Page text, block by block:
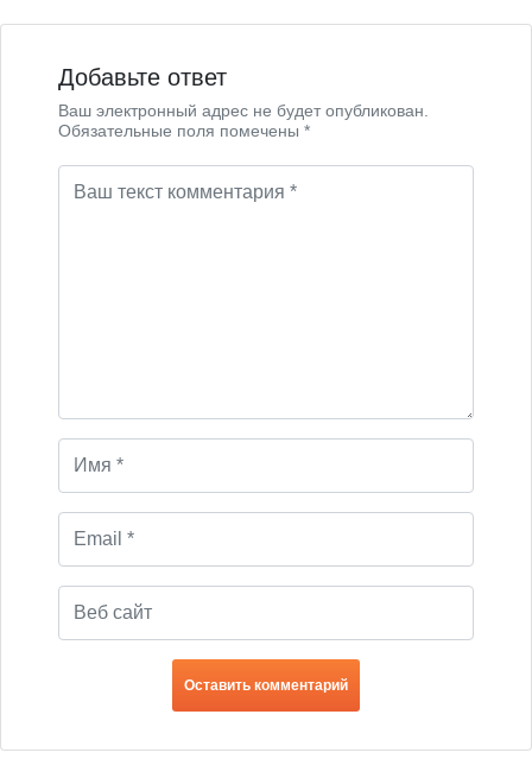
Добавьте ответ
Ваш электронный адрес не будет опубликован.
Обязательные поля помечены *